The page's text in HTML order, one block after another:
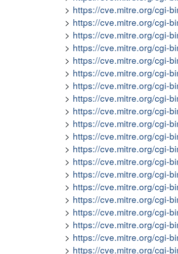
https://cve.mitre.org/cgi-
https://cve.mitre.org/cgi-
https://cve.mitre.org/cgi-
https://cve.mitre.org/cgi-
https://cve.mitre.org/cgi-
https://cve.mitre.org/cgi-
https://cve.mitre.org/cgi-
https://cve.mitre.org/cgi-
https://cve.mitre.org/cgi-
https://cve.mitre.org/cgi-
https://cve.mitre.org/cgi-
https://cve.mitre.org/cgi-
https://cve.mitre.org/cgi-
https://cve.mitre.org/cgi-
https://cve.mitre.org/cgi-
https://cve.mitre.org/cgi-
https://cve.mitre.org/cgi-
https://cve.mitre.org/cgi-
https://cve.mitre.org/cgi-
https://cve.mitre.org/cgi-